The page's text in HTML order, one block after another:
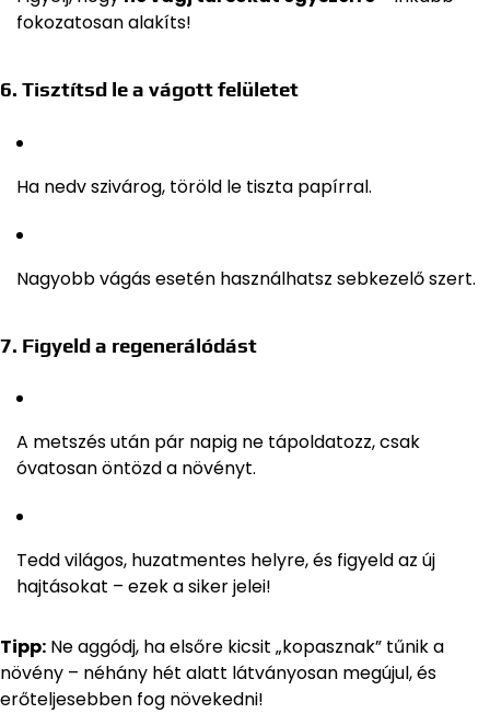
fokozatosan alakíts!
6. Tisztítsd le a vágott felületet
Ha nedv szivárog, töröld le tiszta papírral.
Nagyobb vágás esetén használhatsz sebkezelő szert.
7. Figyeld a regenerálódást
A metszés után pár napig ne tápoldatozz, csak
óvatosan öntözd a növényt.
Tedd világos, huzatmentes helyre, és figyeld az új
hajtásokat – ezek a siker jelei!
Tipp: Ne aggódj, ha elsőre kicsit „kopasznak” tűnik a
növény – néhány hét alatt látványosan megújul, és
erőteljesebben fog növekedni!